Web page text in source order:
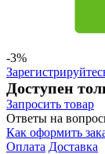
-3%
Доступен
Запросить товар
Ответы на
Как оформить
Оплата Доставка